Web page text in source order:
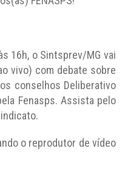
16h, o Sintsprev/MG vai
vivo) com debate sobre
conselhos Deliberativo
Fenasps. Assista pelo
o reprodutor de vídeo